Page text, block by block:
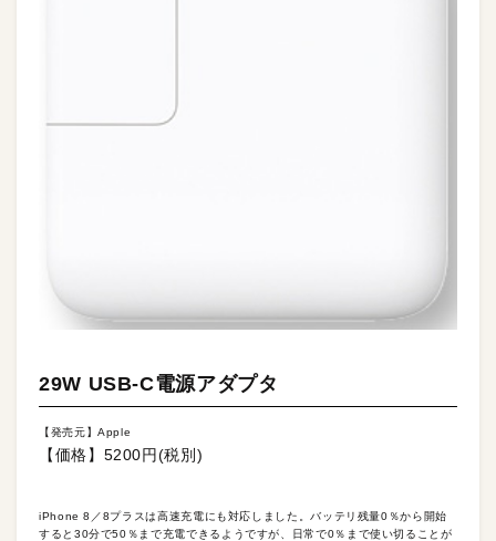
29W USB-C電源アダプタ
【発売元】Apple
【価格】5200円(税別)
iPhone 8／8プラスは高速充電にも対応しました。バッテリ残量0％から開始
すると30分で50％まで充電できるようですが、日常で0％まで使い切ることが